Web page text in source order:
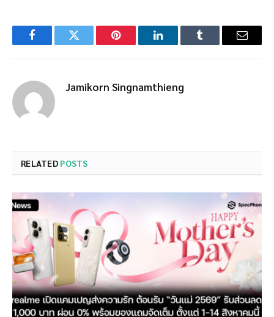
FacebookTwitter Pinterest LinkedInTumblr Email
Jamikorn Singnamthieng
RELATED POSTS